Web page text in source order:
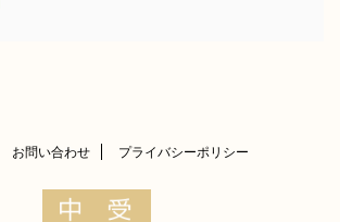
お問い合わせ プライバシーポリシー